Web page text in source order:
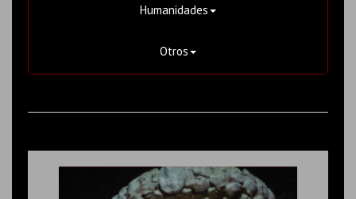
Humanidades
Otros